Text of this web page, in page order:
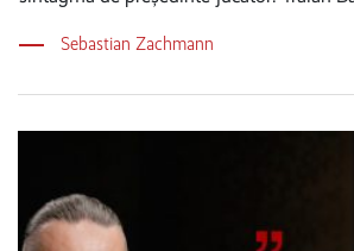
Sebastian Zachmann